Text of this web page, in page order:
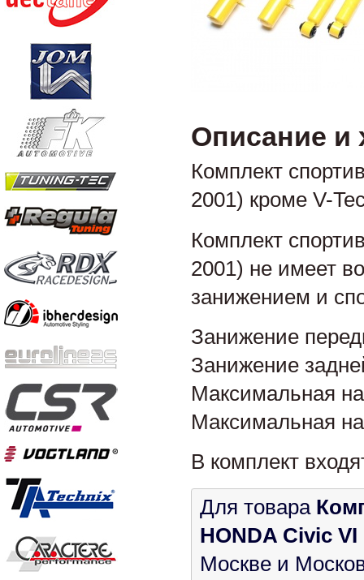
Описание и
Комплект
2001) кроме V-
Комплект
2001) не имеет
занижением и
Занижение
Занижение
Максимальная
Максимальная
В комплект
Для товара
HONDA Civic
Москве и